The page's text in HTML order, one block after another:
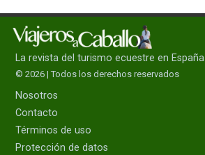
La revista del turismo ecuestre en España
© 2026 | Todos los derechos reservados
Nosotros
Contacto
Términos de uso
Protección de datos